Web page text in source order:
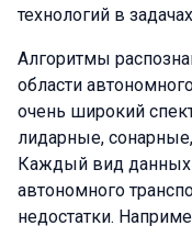
технологий в
Алгоритмы
области
очень широкий
лидарные,
Каждый вид данных
автономного
недостатки.